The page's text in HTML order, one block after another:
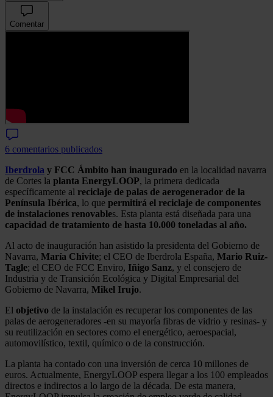
Comentar
6 comentarios publicados
Iberdrola y FCC Ámbito han inaugurado en la localidad navarra
de Cortes la planta EnergyLOOP, la primera dedicada
específicamente al reciclaje de palas de aerogenerador de la
Península Ibérica, lo que permitirá el reciclaje de componentes
de instalaciones renovables. Esta planta está diseñada para una
capacidad de tratamiento de hasta 10.000 toneladas al año.
Al acto de inauguración han asistido la presidenta del Gobierno de
Navarra, María Chivite; el CEO de Iberdrola España, Mario Ruiz-
Tagle; el CEO de FCC Enviro, Iñigo Sanz, y el consejero de
Industria y de Transición Ecológica y Digital Empresarial del
Gobierno de Navarra, Mikel Irujo.
El objetivo de la instalación es recuperar los componentes de las
palas de aerogeneradores -en su mayoría fibras de vidrio y resinas- y
su reutilización en sectores como el energético, aeroespacial,
automovilístico, textil, químico o de la construcción.
La planta ha contado con una inversión de cerca 10 millones de
euros. Actualmente, EnergyLOOP espera llegar a los 100 empleados
directos e indirectos a lo largo de la década. De esta manera,